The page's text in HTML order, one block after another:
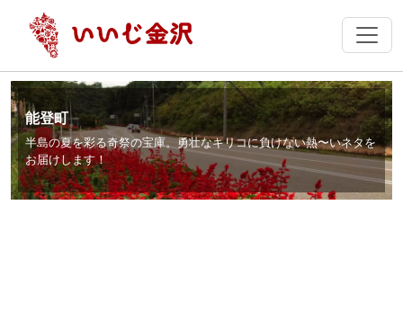
能登町
半島の夏を彩る奇祭の宝庫。勇壮なキリコに負けない熱〜いネタを
お届けします！